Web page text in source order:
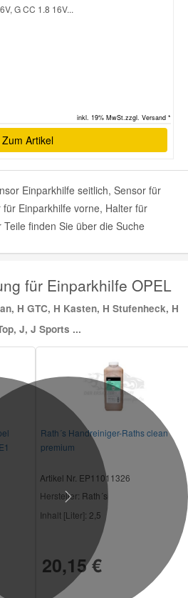
G CC 1.8 16V...
inkl. 19% MwSt.zzgl. Versand *
Zum Artikel
Einparkhilfe seitlich, Sensor für
Einparkhilfe vorne, Halter für
Teile finden Sie über die Suche
für Einparkhilfe OPEL
H GTC, H Kasten, H Stufenheck, H
J, J Sports ...
Rath´s Handreiniger-Raths clean
premium
Artikel Nr. EP11011326
Hersteller: Rath´s
Inhalt [Liter]: 2,5
20,15 €
Next